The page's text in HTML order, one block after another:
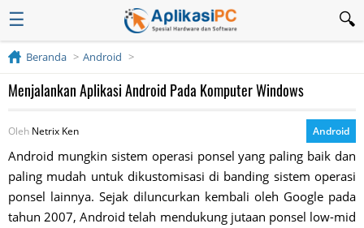
☰
Beranda Android
Menjalankan Aplikasi Android Pada Komputer Windows
Oleh Netrix Ken Android
Android mungkin sistem operasi ponsel yang paling baik dan
paling mudah untuk dikustomisasi di banding sistem operasi
ponsel lainnya. Sejak diluncurkan kembali oleh Google pada
tahun 2007, Android telah mendukung jutaan ponsel low-mid